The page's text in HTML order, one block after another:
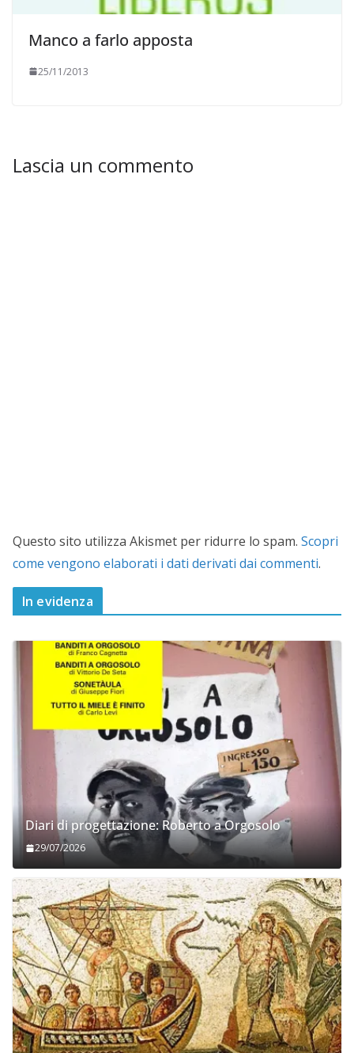
Manco a farlo apposta
25/11/2013
Lascia un commento
Questo sito utilizza Akismet per ridurre lo spam. Scopri
come vengono elaborati i dati derivati dai commenti.
In evidenza
Diari di progettazione: Roberto a Orgosolo
29/07/2026